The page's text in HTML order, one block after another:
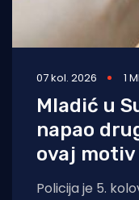
07 kol. 2026 1
Mladić u
napao
ovaj
Policija je 5.